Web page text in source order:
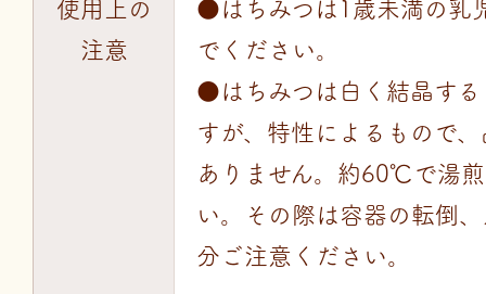
使用上の
注意
●はちみつは1歳未満の乳
でください。
●はちみつは白く結晶する
すが、特性によるもので
ありません。約60℃で湯
い。その際は容器の転倒
分ご注意ください。